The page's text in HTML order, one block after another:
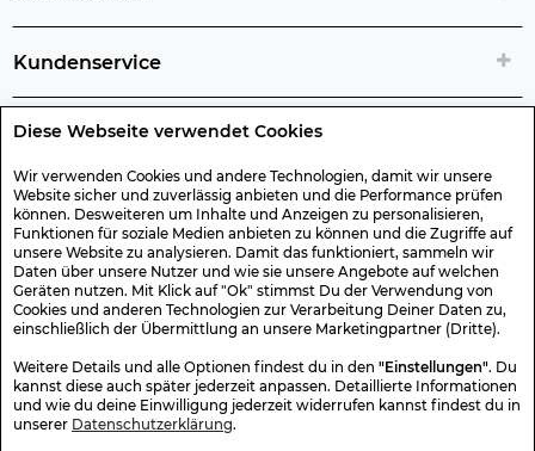
Diese Webseite verwendet Cookies
Wir verwenden Cookies und andere Technologien, damit wir unsere
Website sicher und zuverlässig anbieten und die Performance prüfen
können. Desweiteren um Inhalte und Anzeigen zu personalisieren,
Funktionen für soziale Medien anbieten zu können und die Zugriffe auf
unsere Website zu analysieren. Damit das funktioniert, sammeln wir
Daten über unsere Nutzer und wie sie unsere Angebote auf welchen
Geräten nutzen. Mit Klick auf "Ok" stimmst Du der Verwendung von
Cookies und anderen Technologien zur Verarbeitung Deiner Daten zu,
einschließlich der Übermittlung an unsere Marketingpartner (Dritte).
Weitere Details und alle Optionen findest du in den "Einstellungen". Du
kannst diese auch später jederzeit anpassen. Detaillierte Informationen
und wie du deine Einwilligung jederzeit widerrufen kannst findest du in
unserer Datenschutzerklärung.
Kundenservice
Rechtliche Artikelinfos
Geschenk-Gutscheine
Versand & Rücksendung
Sicher Einkaufen